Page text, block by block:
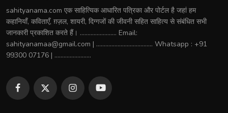
sahityanama.com एक साहित्यिक आधारित पत्रिका और पोर्टल है जहां हम
कहानियाँ, कविताएँ, ग़ज़ल, शायरी, दिग्गजों की जीवनी सहित साहित्य से संबंधित सभी
जानकारी प्रकाशित करते हैं। ........................ Email:
sahityanamaa@gmail.com | ..................................... Whatsapp : +91
99300 07176 | ........................